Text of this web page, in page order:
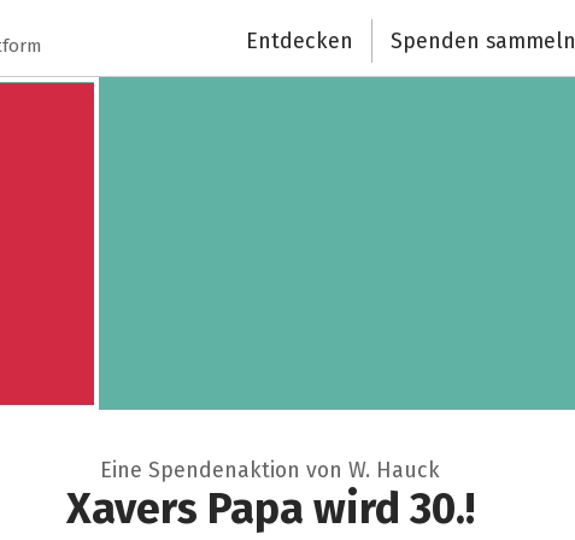
Entdecken Spenden sammeln
Eine Spendenaktion von W. Hauck
Xavers Papa wird 30.!